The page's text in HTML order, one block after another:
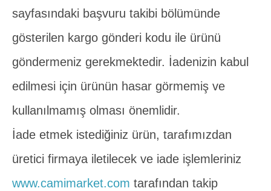
sayfasındaki başvuru takibi bölümünde
gösterilen kargo gönderi kodu ile ürünü
göndermeniz gerekmektedir. İadenizin kabul
edilmesi için ürünün hasar görmemiş ve
kullanılmamış olması önemlidir.
İade etmek istediğiniz ürün, tarafımızdan
üretici firmaya iletilecek ve iade işlemleriniz
www.camimarket.com tarafından takip